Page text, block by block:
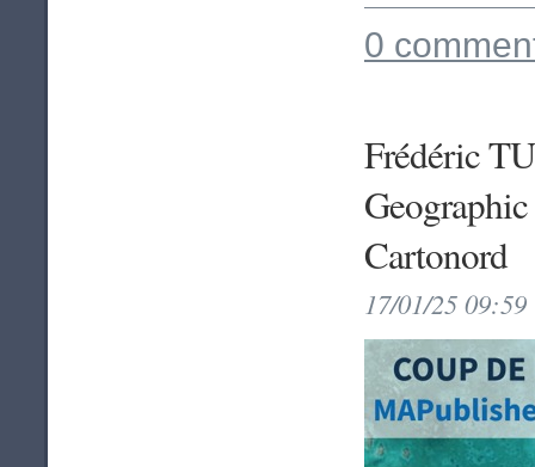
0
Frédéric
Cartonord
17/01/25 09:59